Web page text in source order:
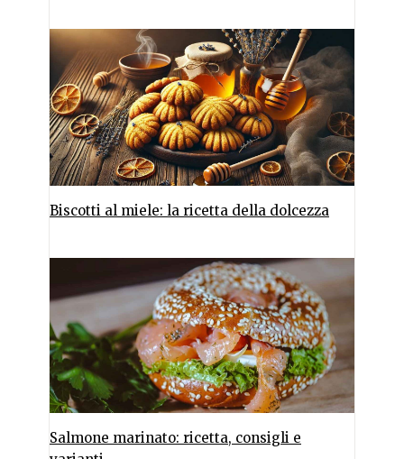
Biscotti al miele: la ricetta della dolcezza
Salmone marinato: ricetta, consigli e